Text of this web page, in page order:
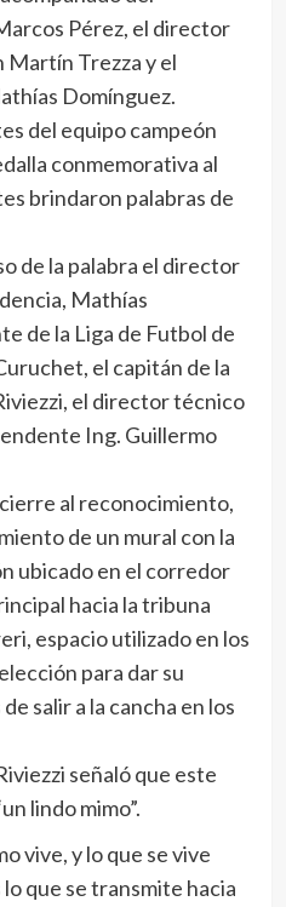
Pérez, el director
Martín Trezza y el
Domínguez.
del equipo campeón
conmemorativa al
brindaron palabras de
de la palabra el director
Mathías
de la Liga de Futbol de
el capitán de la
el director técnico
Ing. Guillermo
al reconocimiento,
de un mural con la
ubicado en el corredor
hacia la tribuna
espacio utilizado en los
para dar su
salir a la cancha en los
señaló que este
lindo mimo”.
vive, y lo que se vive
que se transmite hacia